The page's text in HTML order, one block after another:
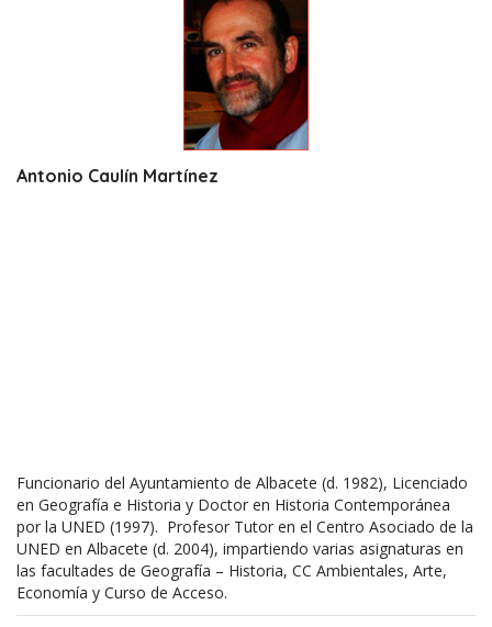
Antonio Caulín Martínez
Funcionario del Ayuntamiento de Albacete (d. 1982), Licenciado
en Geografía e Historia y Doctor en Historia Contemporánea
por la UNED (1997). Profesor Tutor en el Centro Asociado de la
UNED en Albacete (d. 2004), impartiendo varias asignaturas en
las facultades de Geografía – Historia, CC Ambientales, Arte,
Economía y Curso de Acceso.